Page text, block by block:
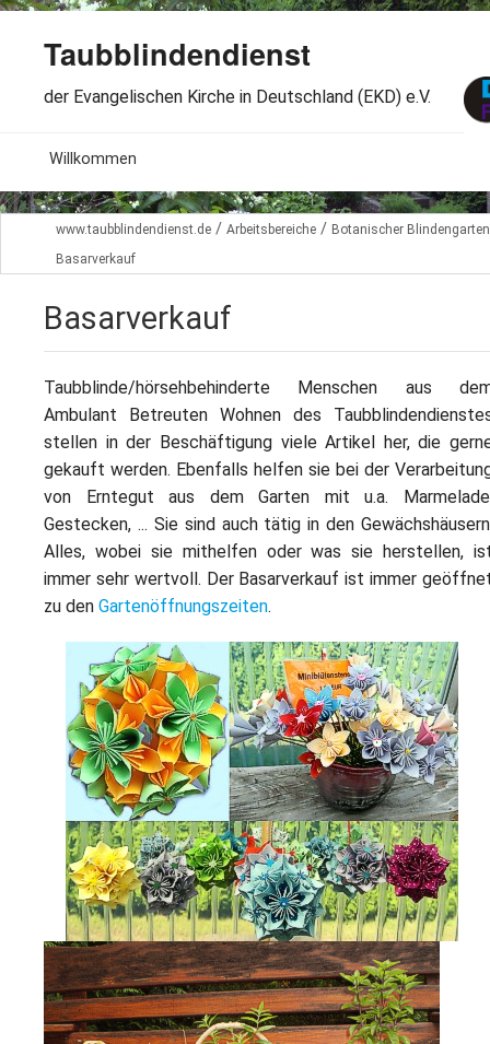
Taubblindendienst
der Evangelischen Kirche in Deutschland (EKD) e.V.
Willkommen
Aktuelles
Wir über uns
Arbeitsbereiche
Spenden
Dabeisein
Kontakt
www.taubblindendienst.de / Arbeitsbereiche / Botanischer Blindengarten
Basarverkauf
Basarverkauf
Taubblinde/hörsehbehinderte Menschen aus
Ambulant Betreuten Wohnen des
stellen in der Beschäftigung viele Artikel her, die
gekauft werden. Ebenfalls helfen sie bei der
von Erntegut aus dem Garten mit u.a.
Gestecken, ... Sie sind auch tätig in den
Alles, wobei sie mithelfen oder was sie herstellen,
immer sehr wertvoll. Der Basarverkauf ist immer
zu den Gartenöffnungszeiten.